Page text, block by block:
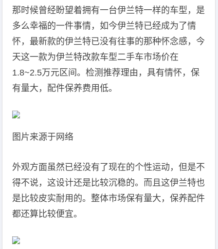
那时候曾经盼望着拥有一台伊兰特一样的车型，是
多么幸福的一件事情，如今伊兰特已经成为了情
怀，最新款的伊兰特已没有往事的那种怀念感，今
天这一款为伊兰特改款车型二手车市场价在
1.8~2.5万元区间。检测推荐理由，具有情怀，保
有量大，配件保养费用低。
图片来源于网络
外观方面虽然已经没有了现在的个性运动，但是不
得不说，这设计还是比较沉稳的。而且这伊兰特也
是比较皮实耐用的。整体市场保有量大，保养配件
都还算比较便宜。